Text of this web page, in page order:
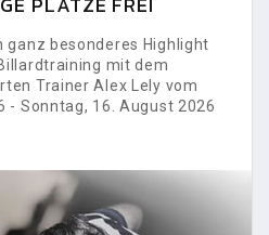
ganz besonderes Highlight
mit dem
Trainer Alex Lely vom
- Sonntag, 16. August 2026